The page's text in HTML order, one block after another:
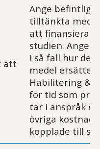
att
Ange befintliga
tilltänkta
att finansiera
studien. Ange
i så fall hur
medel ersätter
Habilitering &
för tid som
tar i anspråk
övriga
kopplade till